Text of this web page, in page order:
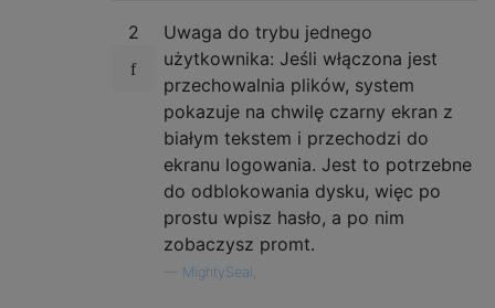
2
Uwaga do trybu jednego
użytkownika: Jeśli włączona jest
przechowalnia plików, system
pokazuje na chwilę czarny ekran z
białym tekstem i przechodzi do
ekranu logowania. Jest to potrzebne
do odblokowania dysku, więc po
prostu wpisz hasło, a po nim
zobaczysz promt.
MightySeal,